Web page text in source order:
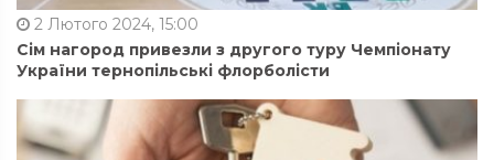
2 Лютого 2024, 15:00
Сім нагород привезли з другого туру Чемпіонату
України тернопільські флорболісти